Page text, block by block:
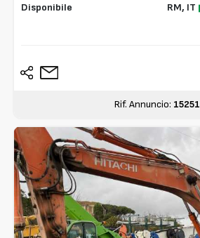
Disponibile
RM, IT
Rif. Annuncio: 15251